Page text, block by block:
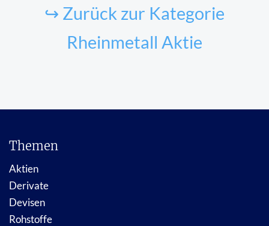
↪ Zurück zur Kategorie
Rheinmetall Aktie
Themen
Aktien
Derivate
Devisen
Rohstoffe